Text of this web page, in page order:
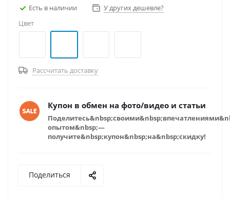
Есть в наличии
У других дешевле?
Цвет
Рассчитать доставку
Купон в обмен на фото/видео и статьи
опытом&nbsp;—
получите&nbsp;купон&nbsp;на&nbsp;скидку!
Поделиться